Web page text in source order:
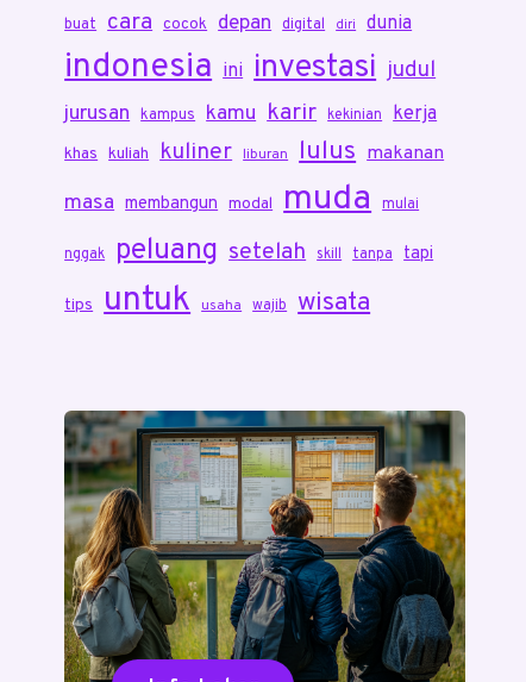
buat cara cocok depan digital diri dunia
indonesia ini investasi judul
jurusan kampus kamu karir kekinian kerja
khas kuliah kuliner liburan lulus makanan
masa membangun modal muda mulai
nggak peluang setelah skill tanpa tapi
tips untuk usaha wajib wisata